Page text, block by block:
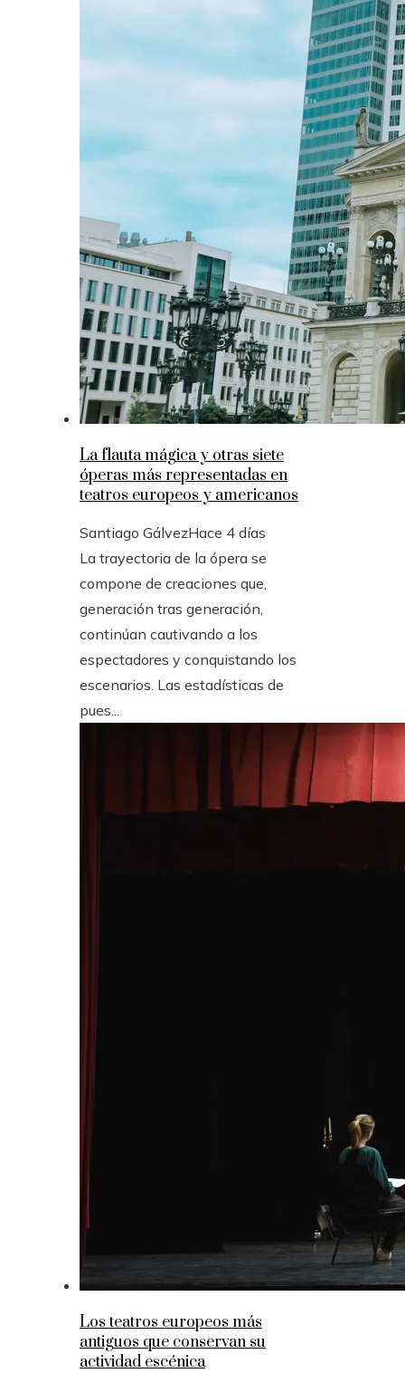
La flauta mágica y otras siete
óperas más representadas en
teatros europeos y americanos
Santiago GálvezHace 4 días
La trayectoria de la ópera se
compone de creaciones que,
generación tras generación,
continúan cautivando a los
espectadores y conquistando los
escenarios. Las estadísticas de
pues...
Los teatros europeos más
antiguos que conservan su
actividad escénica